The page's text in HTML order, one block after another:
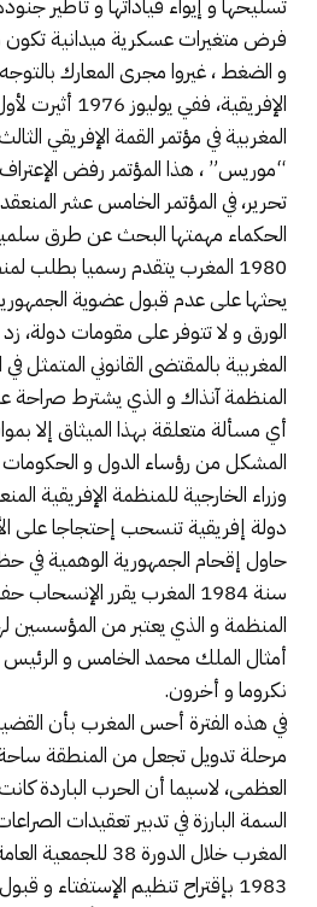
تسليحها و إيواء قياداتها و تأطير
فرض متغيرات عسكرية ميدانية تكون
و الضغط ، غيروا مجرى المعارك
الإفريقية، ففي
المغربية في مؤتمر القمة الإفريقي
“موريس” ، هذا المؤتمر رفض الإعتراف
تحرير، في المؤتمر الخامس عشر
الحكماء مهمتها البحث عن طرق
1980 المغرب يتقدم رسميا بطلب
يحثها على عدم قبول عضوية الجمهورية
الورق و لا تتوفر على مقومات دولة،
المنظمة آنذاك و الذي يشترط صراحة
أي مسألة متعلقة بهذا الميثاق إلا
دولة إفريقية تنسحب إحتجاجا على
حاول إقحام الجمهورية الوهمية في
سنة 1984 المغرب يقرر
المنظمة و الذي يعتبر من المؤسسين
أمثال الملك محمد الخامس و الرئيس
نكروما و أخرون.
في هذه الفترة أحس المغرب بأن
مرحلة تدويل تجعل من المنطقة
العظمى، لاسيما أن الحرب الباردة
السمة البارزة في تدبير تعقيدات
المغرب خلال الدورة
1983 بإقتراح تنظيم الإستفتاء